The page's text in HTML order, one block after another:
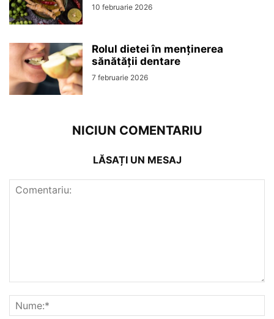
10 februarie 2026
Rolul dietei în menținerea
sănătății dentare
7 februarie 2026
NICIUN COMENTARIU
LĂSAȚI UN MESAJ